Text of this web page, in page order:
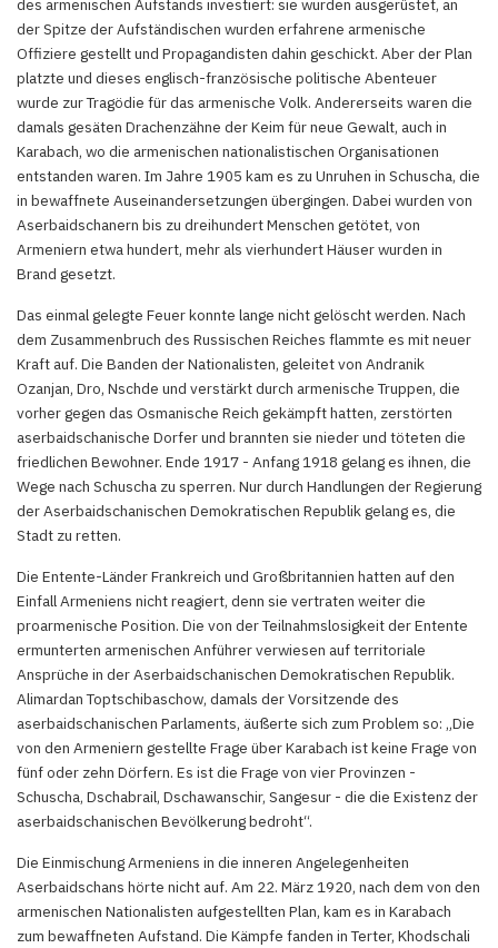
des armenischen Aufstands investiert: sie wurden ausgerüstet, an
der Spitze der Aufständischen wurden erfahrene armenische
Offiziere gestellt und Propagandisten dahin geschickt. Aber der Plan
platzte und dieses englisch-französische politische Abenteuer
wurde zur Tragödie für das armenische Volk. Andererseits waren die
damals gesäten Drachenzähne der Keim für neue Gewalt, auch in
Karabach, wo die armenischen nationalistischen Organisationen
entstanden waren. Im Jahre 1905 kam es zu Unruhen in Schuscha, die
in bewaffnete Auseinandersetzungen übergingen. Dabei wurden von
Aserbaidschanern bis zu dreihundert Menschen getötet, von
Armeniern etwa hundert, mehr als vierhundert Häuser wurden in
Brand gesetzt.
Das einmal gelegte Feuer konnte lange nicht gelöscht werden. Nach
dem Zusammenbruch des Russischen Reiches flammte es mit neuer
Kraft auf. Die Banden der Nationalisten, geleitet von Andranik
Ozanjan, Dro, Nschde und verstärkt durch armenische Truppen, die
vorher gegen das Osmanische Reich gekämpft hatten, zerstörten
aserbaidschanische Dorfer und brannten sie nieder und töteten die
friedlichen Bewohner. Ende 1917 - Anfang 1918 gelang es ihnen, die
Wege nach Schuscha zu sperren. Nur durch Handlungen der Regierung
der Aserbaidschanischen Demokratischen Republik gelang es, die
Stadt zu retten.
Die Entente-Länder Frankreich und Großbritannien hatten auf den
Einfall Armeniens nicht reagiert, denn sie vertraten weiter die
proarmenische Position. Die von der Teilnahmslosigkeit der Entente
ermunterten armenischen Anführer verwiesen auf territoriale
Ansprüche in der Aserbaidschanischen Demokratischen Republik.
Alimardan Toptschibaschow, damals der Vorsitzende des
aserbaidschanischen Parlaments, äußerte sich zum Problem so: „Die
von den Armeniern gestellte Frage über Karabach ist keine Frage von
fünf oder zehn Dörfern. Es ist die Frage von vier Provinzen -
Schuscha, Dschabrail, Dschawanschir, Sangesur - die die Existenz der
aserbaidschanischen Bevölkerung bedroht“.
Die Einmischung Armeniens in die inneren Angelegenheiten
Aserbaidschans hörte nicht auf. Am 22. März 1920, nach dem von den
armenischen Nationalisten aufgestellten Plan, kam es in Karabach
zum bewaffneten Aufstand. Die Kämpfe fanden in Terter, Khodschali